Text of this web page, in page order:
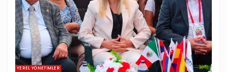
YEREL YÖNETIMLER